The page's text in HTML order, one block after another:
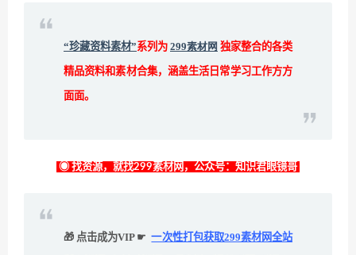
“珍藏资料素材”系列为 299素材网 独家整合的各类
精品资料和素材合集，涵盖生活日常学习工作方方
面面。
◉ 找资源，就找299素材网，公众号：知识君眼镜哥
🎁 点击成为VIP ☛ 一次性打包获取299素材网全站